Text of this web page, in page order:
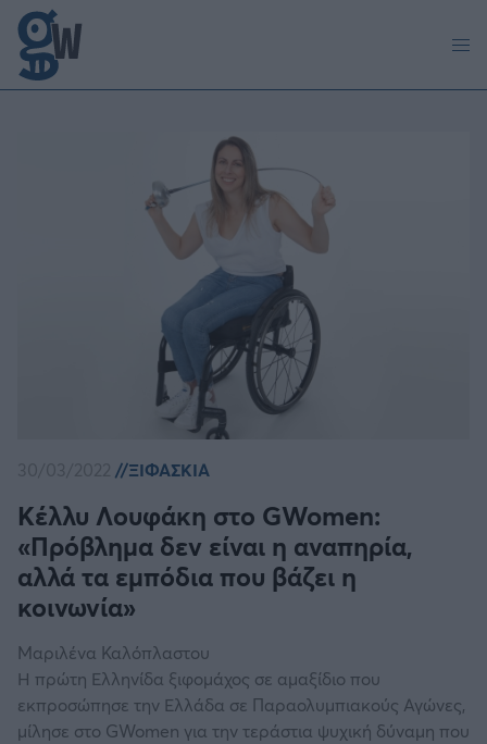
Παράκαμψη προς το κυρίως περιεχόμενο
ΞΙΦΑΣΚΙΑ
Κέλλυ Λουφάκη στο GWomen:
«Πρόβλημα δεν είναι η αναπηρία,
αλλά τα εμπόδια που βάζει η
κοινωνία»
Μαριλένα Καλόπλαστου
Η πρώτη Ελληνίδα ξιφομάχος σε αμαξίδιο που
εκπροσώπησε την Ελλάδα σε Παραολυμπιακούς Αγώνες,
μίλησε στο GWomen για την τεράστια ψυχική δύναμη που